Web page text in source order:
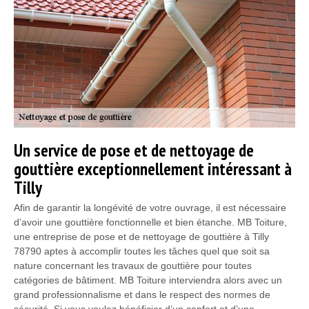
Un service de pose et de nettoyage de
gouttière exceptionnellement intéressant à
Tilly
Afin de garantir la longévité de votre ouvrage, il est nécessaire
d’avoir une gouttière fonctionnelle et bien étanche. MB Toiture,
une entreprise de pose et de nettoyage de gouttière à Tilly
78790 aptes à accomplir toutes les tâches quel que soit sa
nature concernant les travaux de gouttière pour toutes
catégories de bâtiment. MB Toiture interviendra alors avec un
grand professionnalisme et dans le respect des normes de